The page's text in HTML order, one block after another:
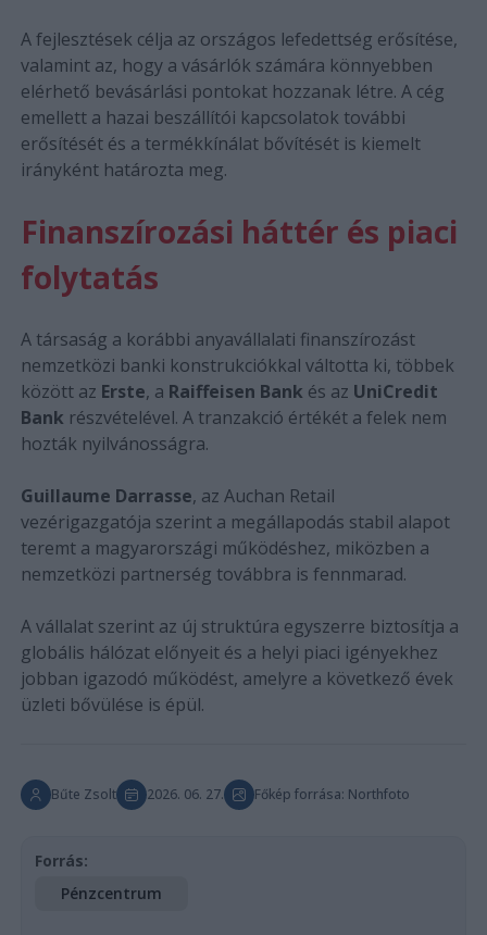
A fejlesztések célja az országos lefedettség erősítése,
valamint az, hogy a vásárlók számára könnyebben
elérhető bevásárlási pontokat hozzanak létre. A cég
emellett a hazai beszállítói kapcsolatok további
erősítését és a termékkínálat bővítését is kiemelt
irányként határozta meg.
Finanszírozási háttér és piaci
folytatás
A társaság a korábbi anyavállalati finanszírozást
nemzetközi banki konstrukciókkal váltotta ki, többek
között az Erste, a Raiffeisen Bank és az UniCredit
Bank részvételével. A tranzakció értékét a felek nem
hozták nyilvánosságra.
Guillaume Darrasse, az Auchan Retail
vezérigazgatója szerint a megállapodás stabil alapot
teremt a magyarországi működéshez, miközben a
nemzetközi partnerség továbbra is fennmarad.
A vállalat szerint az új struktúra egyszerre biztosítja a
globális hálózat előnyeit és a helyi piaci igényekhez
jobban igazodó működést, amelyre a következő évek
üzleti bővülése is épül.
Bűte Zsolt 2026. 06. 27. Főkép forrása: Northfoto
Forrás:
Pénzcentrum